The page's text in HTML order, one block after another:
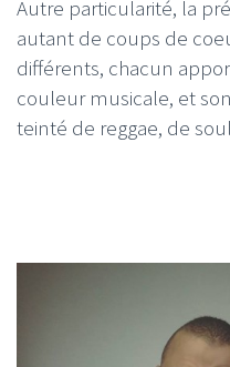
Autre particularité, la
autant de coups de
différents, chacun
couleur musicale, et
teinté de reggae, de